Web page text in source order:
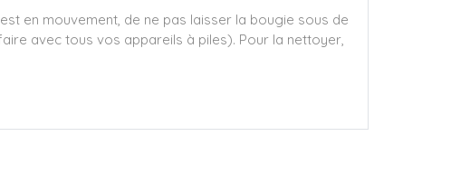
en mouvement, de ne pas laisser la bougie sous de
avec tous vos appareils à piles). Pour la nettoyer,